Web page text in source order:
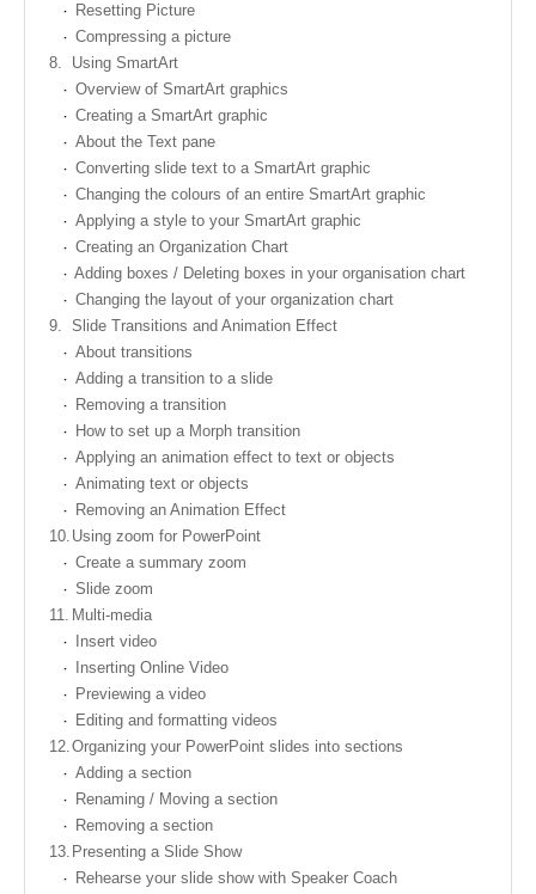
Resetting Picture
Compressing a picture
8.
Using SmartArt
Overview of SmartArt graphics
Creating a SmartArt graphic
About the Text pane
Converting slide text to a SmartArt graphic
Changing the colours of an entire SmartArt graphic
Applying a style to your SmartArt graphic
Creating an Organization Chart
Adding boxes / Deleting boxes in your organisation chart
Changing the layout of your organization chart
9. Slide Transitions and Animation Effect
About transitions
Adding a transition to a slide
Removing a transition
How to set up a Morph transition
Applying an animation effect to text or objects
Animating text or objects
Removing an Animation Effect
10. Using zoom for PowerPoint
Create a summary zoom
Slide zoom
11. Multi-media
Insert video
Inserting Online Video
Previewing a video
Editing and formatting videos
12.Organizing your PowerPoint slides into sections
Adding a section
Renaming / Moving a section
Removing a section
13. Presenting a Slide Show
Rehearse your slide show with Speaker Coach